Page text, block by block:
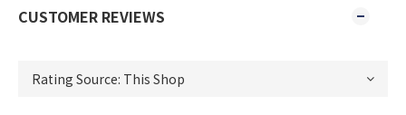
CUSTOMER REVIEWS